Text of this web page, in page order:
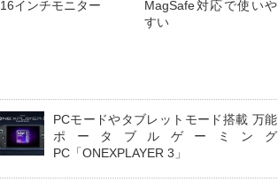
16インチモニター
MagSafe対応で使いや
すい
PCモードやタブレットモード搭載 万能
ポータブルゲーミング
PC「ONEXPLAYER 3」